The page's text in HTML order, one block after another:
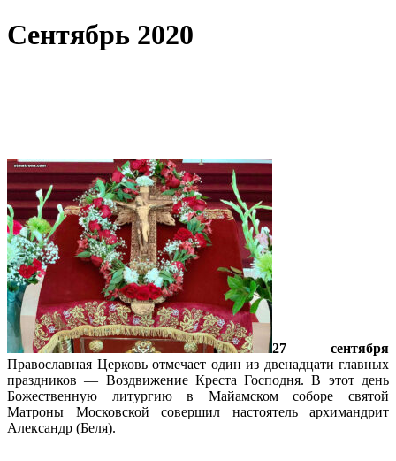
Сентябрь 2020
27 сентября
Православная Церковь отмечает один из двенадцати главных
праздников — Воздвижение Креста Господня. В этот день
Божественную литургию в Майамском соборе святой
Матроны Московской совершил настоятель архимандрит
Александр (Беля).